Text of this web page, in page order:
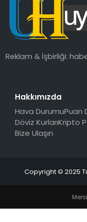
SAĞLIK
MAGAZIN
Reklam & İşbirliği:
Hakkımızda
Hava DurumuPuan
Döviz KurlarıKripto
Bize Ulaşın
Copyright © 2025